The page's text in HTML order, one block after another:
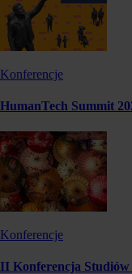
Konferencje
HumanTech Summit
Konferencje
II Konferencja